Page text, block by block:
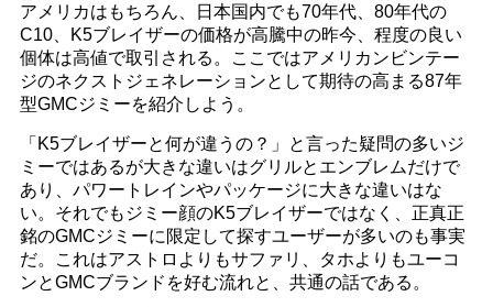
アメリカはもちろん、日本国内でも70年代、80年代の
C10、K5ブレイザーの価格が高騰中の昨今、程度の良い
個体は高値で取引される。ここではアメリカンビンテー
ジのネクストジェネレーションとして期待の高まる87年
型GMCジミーを紹介しよう。
「K5ブレイザーと何が違うの？」と言った疑問の多いジ
ミーではあるが大きな違いはグリルとエンブレムだけで
あり、パワートレインやパッケージに大きな違いはな
い。それでもジミー顔のK5ブレイザーではなく、正真正
銘のGMCジミーに限定して探すユーザーが多いのも事実
だ。これはアストロよりもサファリ、タホよりもユーコ
ンとGMCブランドを好む流れと、共通の話である。